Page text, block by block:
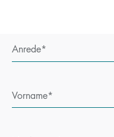
Anrede
Vorname